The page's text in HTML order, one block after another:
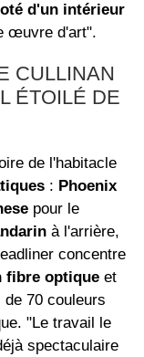
d'un intérieur
œuvre d'art".
CULLINAN
ÉTOILÉ DE
de l'habitacle
: Phoenix
pour le
à l'arrière,
concentre
fibre optique et
70 couleurs
"Le travail le
spectaculaire